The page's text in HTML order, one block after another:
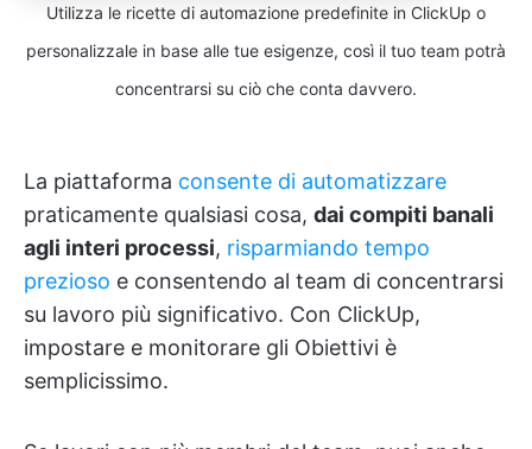
Utilizza le ricette di automazione predefinite in ClickUp o
personalizzale in base alle tue esigenze, così il tuo team potrà
concentrarsi su ciò che conta davvero.
La piattaforma consente di automatizzare
praticamente qualsiasi cosa, dai compiti banali
agli interi processi, risparmiando tempo
prezioso e consentendo al team di concentrarsi
su lavoro più significativo. Con ClickUp,
impostare e monitorare gli Obiettivi è
semplicissimo.